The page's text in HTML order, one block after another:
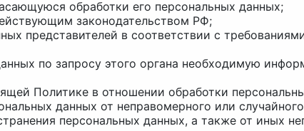
обработки его персональных данных;
законодательством РФ;
представителей в соответствии с
по запросу этого органа необходимую
Политике в отношении обработки
данных от неправомерного или
персональных данных, а также от иных